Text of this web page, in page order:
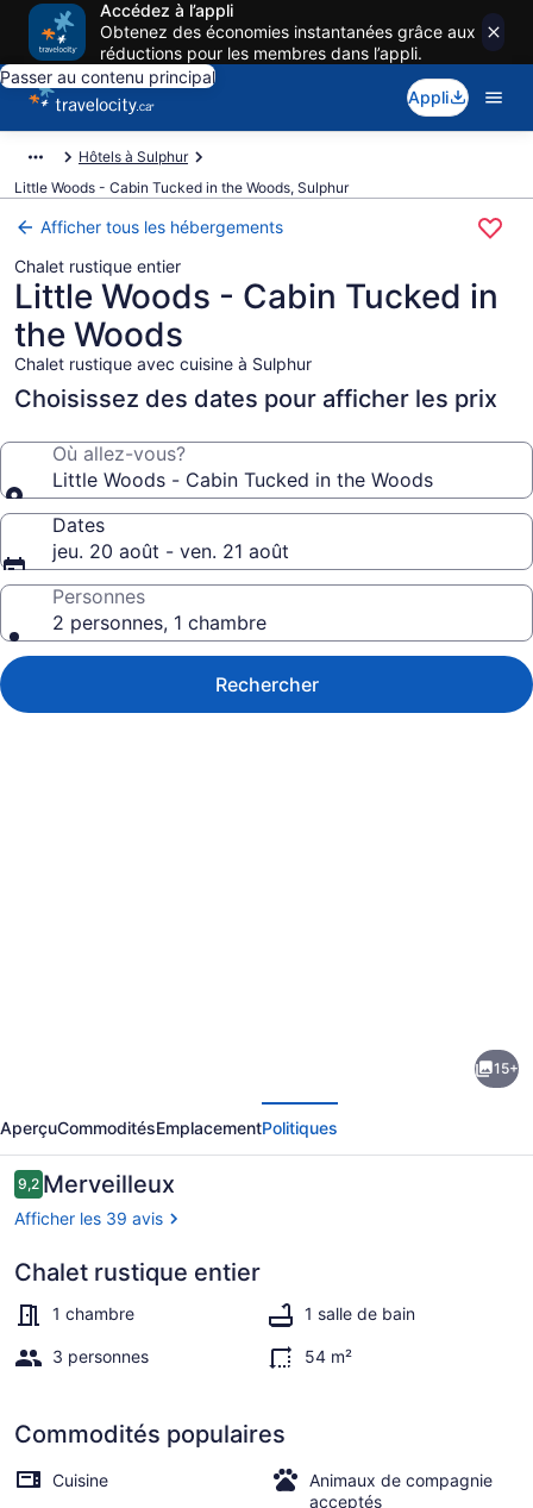
Accédez à l’appli
Obtenez des économies instantanées grâce aux
réductions pour les membres dans l’appli.
Passer au contenu principal
Appli
Hôtels à Sulphur
Little Woods - Cabin Tucked in the Woods, Sulphur
Afficher tous les hébergements
Chalet rustique entier
Little Woods - Cabin Tucked in
the Woods
Chalet rustique avec cuisine à Sulphur
Choisissez des dates pour afficher les prix
Où allez-vous?
Little Woods - Cabin Tucked in the Woods
Dates
jeu. 20 août - ven. 21 août
Personnes
2 personnes, 1 chambre
Rechercher
Little
Woods
Cabin
in
the
Woods
15+
AperçuCommoditésEmplacementPolitiques
Avis
9,29,2 sur 10 –
Merveilleux
Afficher les 39 avis
Chalet rustique entier
1 chambre 1 salle de bain
3 personnes 54 m²
Commodités populaires
Cuisine
Animaux de compagnie
acceptés